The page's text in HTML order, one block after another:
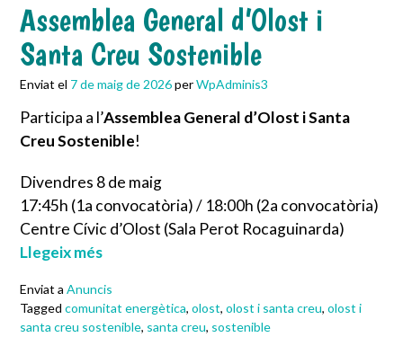
Assemblea General d’Olost i
Santa Creu Sostenible
Enviat el 7 de maig de 2026perWpAdminis3
Participa a l’Assemblea General d’Olost i Santa
Creu Sostenible!
Divendres 8 de maig
17:45h (1a convocatòria) / 18:00h (2a convocatòria)
Centre Cívic d’Olost (Sala Perot Rocaguinarda)
Llegeix més
Enviat a Anuncis
Tagged comunitat energètica, olost, olost i santa creu, olost i
santa creu sostenible, santa creu, sostenible